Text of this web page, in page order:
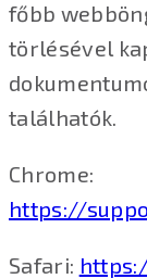
főbb
törlésével
találhatók.
Chrome:
https://
Safari: